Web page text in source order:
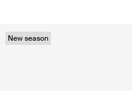
New season